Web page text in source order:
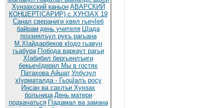
Хунзахский каньон АВАРСКИЙ
КОНЦЕРТ(САРИР) с.ХУНЗАХ 19
Санал свераниги хвел гьечIеб
байрам день учителя ЦIада
поэзиялъул рукъ рагьана
М.ХIайдарбеков кIодо гьавун
гьабура ГIобода варкаут рагьи
ХIабибил бергьенлъиги
бекьечIдерил Мы в гостях
Патахова Айшат Улбузул
хIурматалда - ГьоцIалъ росу
Инсан ва сахлъи Хунзах
больница День матери
подкачаться ГIадамал ва замана